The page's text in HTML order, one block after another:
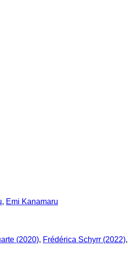
, Emi Kanamaru
(2020), Frédérica Schyrr (2022),